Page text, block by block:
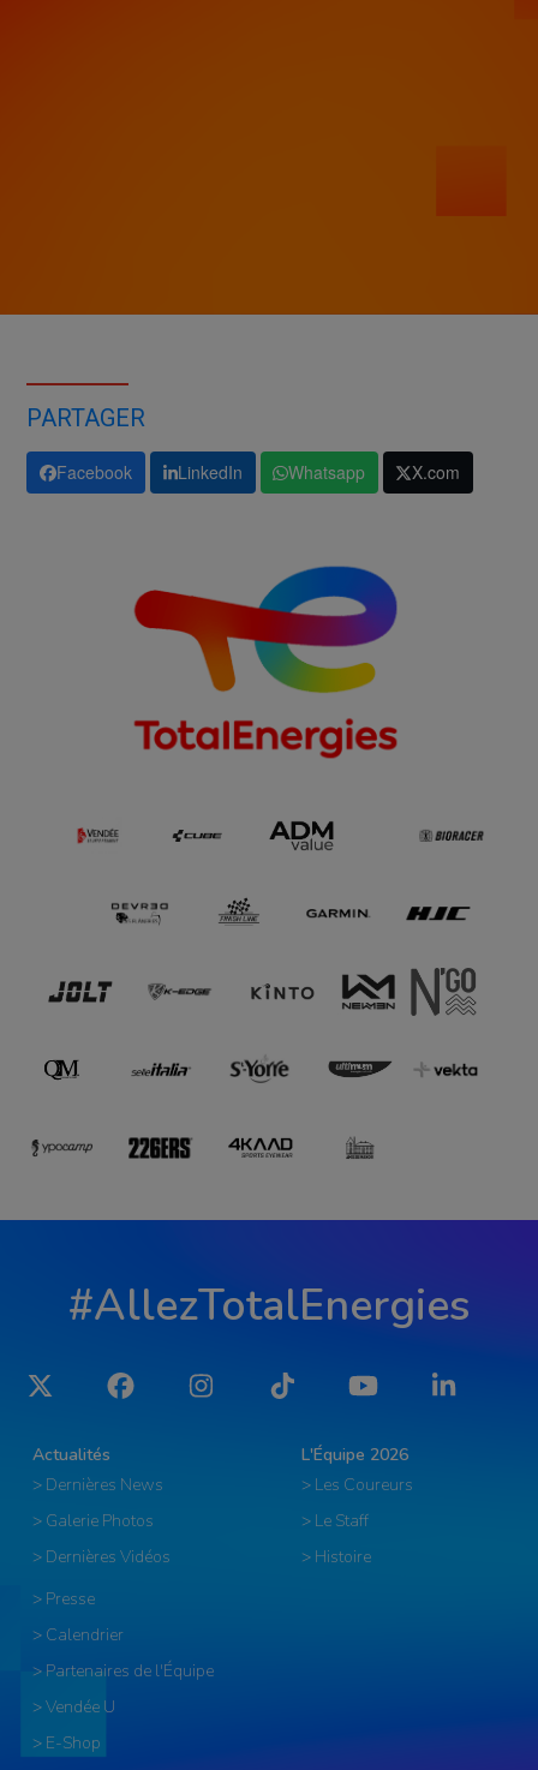
PARTAGER
Facebook LinkedIn Whatsapp X.com
#AllezTotalEnergies
Twitter Facebook Instagram Tiktok YouTube LinkedIn
Actualités
> Dernières News
> Galerie Photos
> Dernières Vidéos
L'Équipe 2026
> Les Coureurs
> Le Staff
> Histoire
> Presse
> Calendrier
> Partenaires de l'Équipe
> Vendée U
> E-Shop